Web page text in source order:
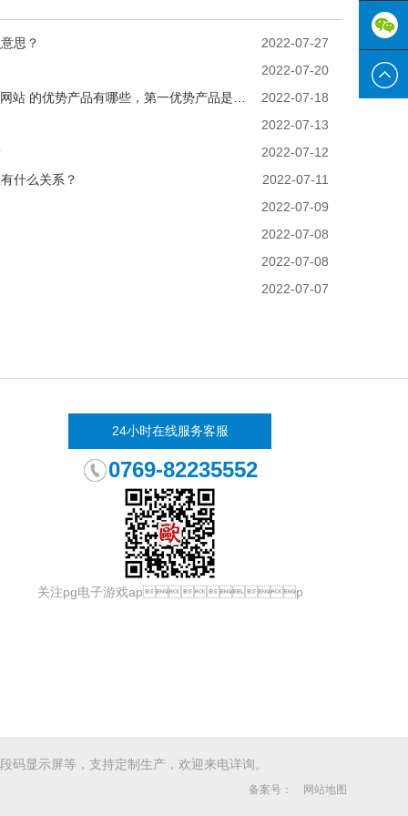
思？
2022-07-27
2022-07-20
2022-07-18
2022-07-13
2022-07-12
什么关系？
2022-07-11
2022-07-09
2022-07-08
2022-07-08
2022-07-07
24小时在线服务客服
0769-82235552
关注pg电子游戏app
码显示屏等，支持定制生产，欢迎来电详询。
备案号： 网站地图
3333-
8555
0769-